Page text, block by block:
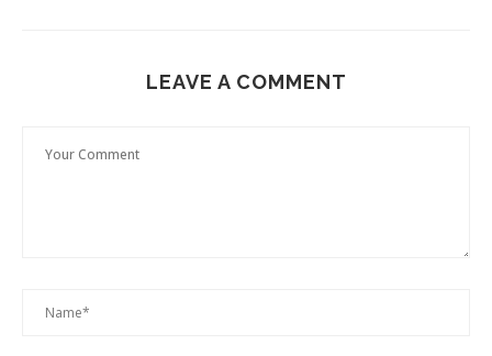
LEAVE A COMMENT